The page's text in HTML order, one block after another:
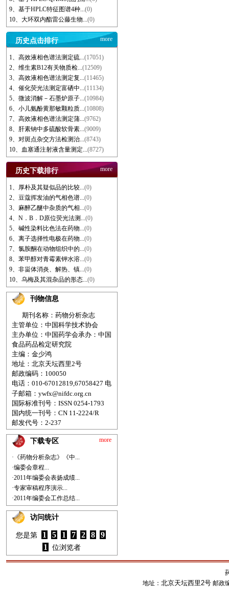
9、基于HPLC特征图谱4种...(0)
10、大环双内酯雷公藤生物...(0)
历史点击排行 more
1、高效液相色谱法测定硫...(17051)
2、维生素B12有关物质检...(12509)
3、高效液相色谱法测定复...(11465)
4、催化荧光法测定富硒中...(11134)
5、微波消解－石墨炉原子...(10984)
6、小儿氨酚黄那敏颗粒质...(10808)
7、高效液相色谱法测定蒲...(9762)
8、肝素钠中多硫酸软骨素...(9009)
9、对斑点杂交方法检测治...(8743)
10、血塞通注射液含量测定...(8727)
历史下载排行 more
1、厚朴及其疑似品的比较...(0)
2、豆蔻挥发油的气相色谱...(0)
3、麻醉乙醚中杂质的气相...(0)
4、N．B．D原位荧光法测...(0)
5、碱性染料比色法在药物...(0)
6、离子选择性电极在药物...(0)
7、氯胺酮在动物组织中的...(0)
8、苯甲醇对青霉素钾水溶...(0)
9、非甾体消炎、解热、镇...(0)
10、乌梅及其混杂品的形态...(0)
刊物信息
期刊名称：药物分析杂志
主管单位：中国科学技术协会
主办单位：中国药学会承办：中国
食品药品检定研究院
主编：金少鸿
地址：北京天坛西里2号
邮政编码：100050
电话：010-67012819,67058427 电
子邮箱： ywfx@nifdc.org.cn
国际标准刊号：ISSN 0254-1793
国内统一刊号：CN 11-2224/R
邮发代号：2-237
下载专区 more
·《药物分析杂志》《中...
·编委会章程...
·2011年编委会表扬成绩...
·专家审稿程序演示...
·2011年编委会工作总结...
访问统计
您是第 1 5 1 7 2 8
9
1
位浏览者
地址： 北京天坛西里2号邮政